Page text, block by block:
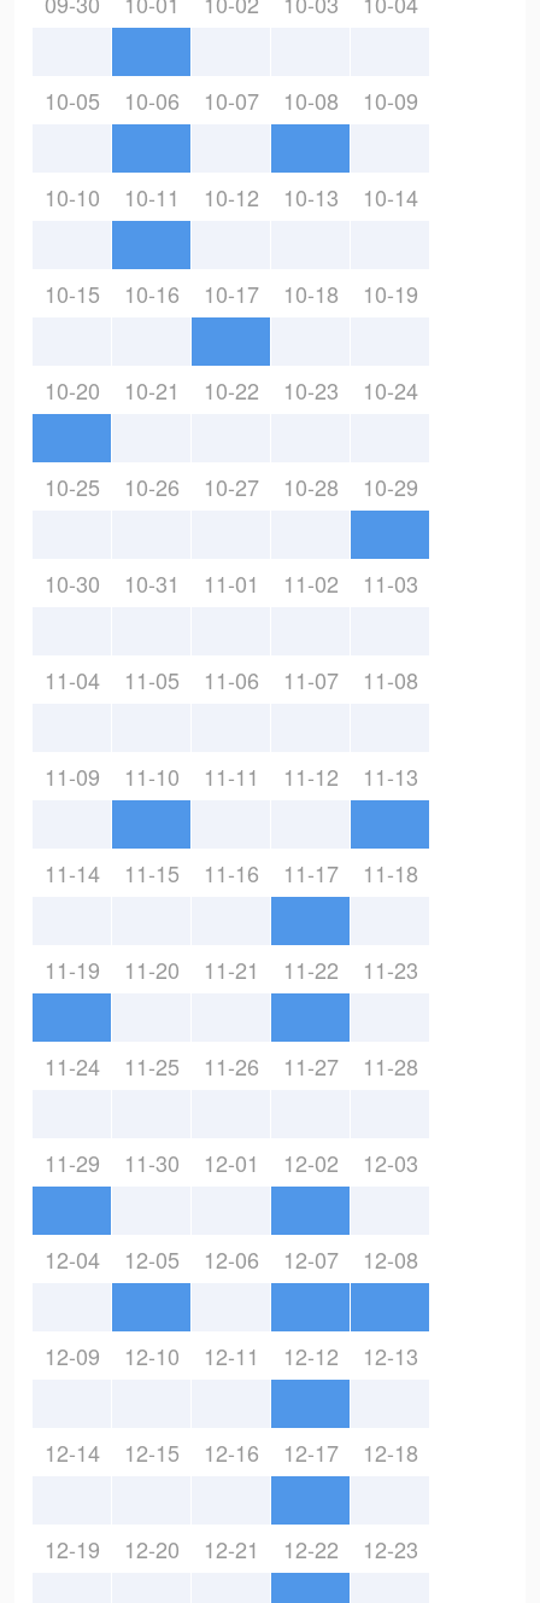
10-05 10-06 10-07 10-08 10-09
10-10 10-11 10-12 10-13 10-14
10-15 10-16 10-17 10-18 10-19
10-20 10-21 10-22 10-23 10-24
10-25 10-26 10-27 10-28 10-29
10-30 10-31 11-01 11-02 11-03
11-04 11-05 11-06 11-07 11-08
11-09 11-10 11-11 11-12 11-13
11-14 11-15 11-16 11-17 11-18
11-19 11-20 11-21 11-22 11-23
11-24 11-25 11-26 11-27 11-28
11-29 11-30 12-01 12-02 12-03
12-04 12-05 12-06 12-07 12-08
12-09 12-10 12-11 12-12 12-13
12-14 12-15 12-16 12-17 12-18
12-19 12-20 12-21 12-22 12-23